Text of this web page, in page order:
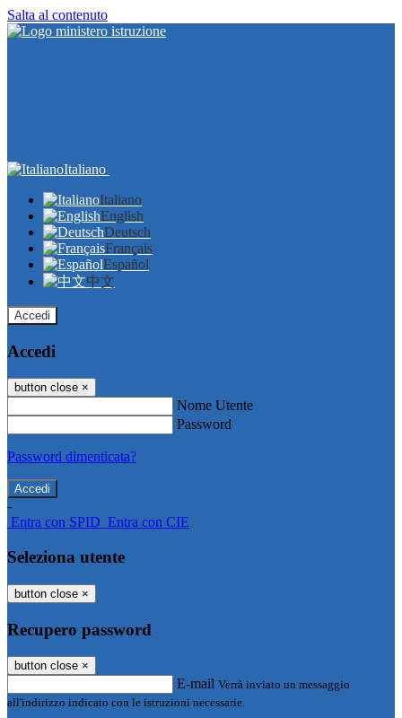
Salta al contenuto
Italiano
Italiano
English
Deutsch
Français
Español
中文
Accedi
Accedi
button close ×
Nome Utente
Password
Password dimenticata?
-
Entra con SPID Entra con CIE
Seleziona utente
button close ×
Recupero password
button close ×
E-mail Verrà inviato un messaggio
all'indirizzo indicato con le istruzioni necessarie.